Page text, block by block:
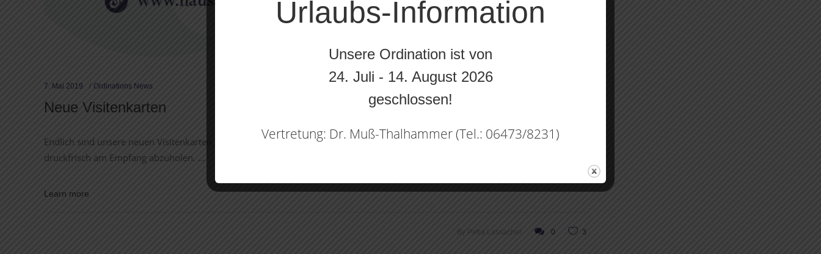
7. Mai 2019 Ordinations News
Neue Visitenkarten
Endlich sind unsere neuen Visitenkarten da. Nach einer intensiven und kreativen Vorbereitungszeit sind nun unsere Vistenkarten
druckfrisch am Empfang abzuholen.
Learn more
By Petra Lassacher 0 3
Urlaubs-Information
Unsere Ordination ist von
24. Juli - 14. August 2026
geschlossen!
Vertretung: Dr. Muß-Thalhammer (Tel.: 06473/8231)